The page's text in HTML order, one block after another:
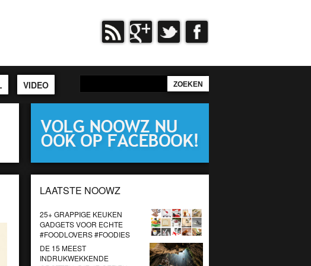
VIDEO
LAATSTE NOOWZ
25+ GRAPPIGE KEUKEN
GADGETS VOOR ECHTE
#FOODLOVERS #FOODIES
DE 15 MEEST
INDRUKWEKKENDE